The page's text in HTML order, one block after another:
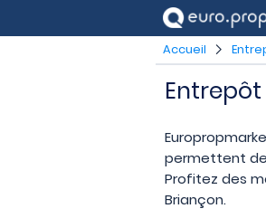
Accueil
permettent
Profitez des
Briançon.